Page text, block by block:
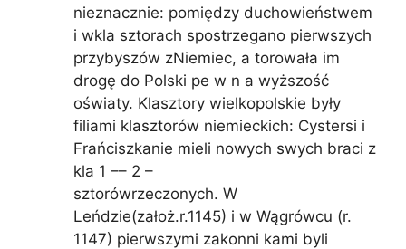
nieznacznie: pomiędzy duchowieństwem
i wkla sztorach spostrzegano pierwszych
przybyszów zNiemiec, a torowała im
drogę do Polski pe w n a wyższość
oświaty. Klasztory wielkopolskie były
filiami klasztorów niemieckich: Cystersi i
Frańciszkanie mieli nowych swych braci z
kla 1 –– 2 –
sztorówrzeczonych. W
Leńdzie(założ.r.1145) i w Wągrówcu (r.
1147) pierwszymi zakonni kami byli